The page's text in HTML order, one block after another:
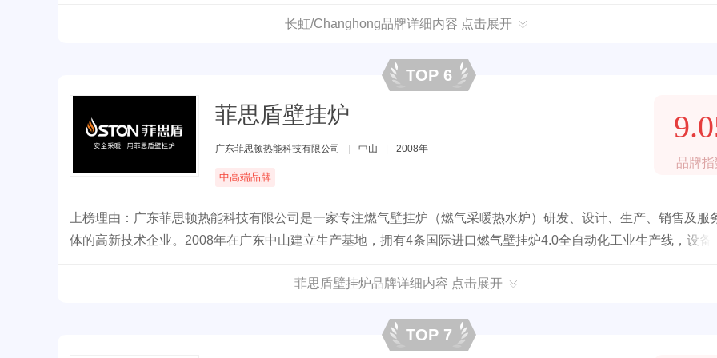
长虹/Changhong品牌详细内容 点击展开
TOP 6
菲思盾壁挂炉
广东菲思顿热能科技有限公司 中山 2008年
中高端品牌
品牌指
上榜理由：广东菲思顿热能科技有限公司是一家专注燃气壁挂炉（燃气采暖热水炉）研发、设计、生产、销售及服
体的高新技术企业。2008年在广东中山建立生产基地，拥有4条国际进口燃气壁挂炉4.0全自动化工业生产线，设备
菲思盾壁挂炉品牌详细内容 点击展开
TOP 7